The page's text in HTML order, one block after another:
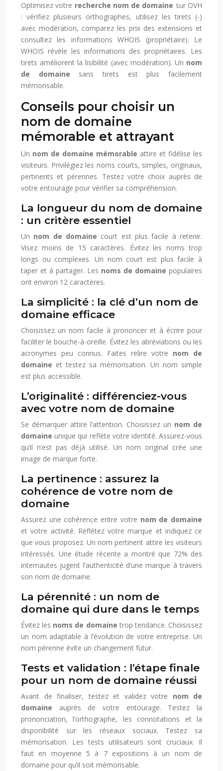
Optimisez votre recherche nom de domaine sur OVH
: vérifiez plusieurs orthographes, utilisez les tirets (-)
avec modération, comparez les prix des extensions et
consultez les informations WHOIS (propriétaire). Le
WHOIS révèle les informations des propriétaires. Les
tirets améliorent la lisibilité (avec modération). Un nom
de domaine sans tirets est plus facilement
mémorisable.
Conseils pour choisir un
nom de domaine
mémorable et attrayant
Un nom de domaine mémorable attire et fidélise les
visiteurs. Privilégiez les noms courts, simples, originaux,
pertinents et pérennes. Testez votre choix auprès de
votre entourage pour vérifier sa compréhension.
La longueur du nom de domaine
: un critère essentiel
Un nom de domaine court est plus facile à retenir.
Visez moins de 15 caractères. Évitez les noms trop
longs ou complexes. Un nom court est plus facile à
taper et à partager. Les noms de domaine populaires
ont environ 12 caractères.
La simplicité : la clé d’un nom de
domaine efficace
Choisissez un nom facile à prononcer et à écrire pour
faciliter le bouche-à-oreille. Évitez les abréviations ou les
acronymes peu connus. Faites relire votre nom de
domaine et testez sa mémorisation. Un nom simple
est plus accessible.
L’originalité : différenciez-vous
avec votre nom de domaine
Se démarquer attire l’attention. Choisissez un nom de
domaineunique qui reflète votre identité. Assurez-vous
qu’il n’est pas déjà utilisé. Un nom original crée une
image de marque forte.
La pertinence : assurez la
cohérence de votre nom de
domaine
Assurez une cohérence entre votre nom de domaine
et votre activité. Reflétez votre marque et indiquez ce
que vous proposez. Un nom pertinent attire les visiteurs
intéressés. Une étude récente a montré que 72% des
internautes jugent l’authenticité d’une marque à travers
son nom de domaine.
La pérennité : un nom de
domaine qui dure dans le temps
Évitez les noms de domaine trop tendance. Choisissez
un nom adaptable à l’évolution de votre entreprise. Un
nom pérenne évite un changement futur.
Tests et validation : l’étape finale
pour un nom de domaine réussi
Avant de finaliser, testez et validez votre nom de
domaine auprès de votre entourage. Testez la
prononciation, l’orthographe, les connotations et la
disponibilité sur les réseaux sociaux. Testez sa
mémorisation. Les tests utilisateurs sont cruciaux. Il
faut en moyenne 5 à 7 expositions à un nom de
domaine pour qu’il soit mémorisable.